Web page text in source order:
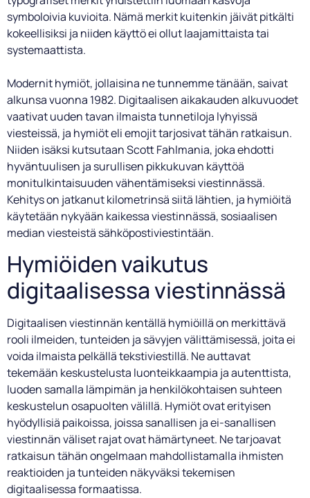
symboloivia kuvioita. Nämä merkit kuitenkin jäivät pitkälti
kokeellisiksi ja niiden käyttö ei ollut laajamittaista tai
systemaattista.
Modernit hymiöt, jollaisina ne tunnemme tänään, saivat
alkunsa vuonna 1982. Digitaalisen aikakauden alkuvuodet
vaativat uuden tavan ilmaista tunnetiloja lyhyissä
viesteissä, ja hymiöt eli emojit tarjosivat tähän ratkaisun.
Niiden isäksi kutsutaan Scott Fahlmania, joka ehdotti
hyväntuulisen ja surullisen pikkukuvan käyttöä
monitulkintaisuuden vähentämiseksi viestinnässä.
Kehitys on jatkanut kilometrinsä siitä lähtien, ja hymiöitä
käytetään nykyään kaikessa viestinnässä, sosiaalisen
median viesteistä sähköpostiviestintään.
Hymiöiden vaikutus
digitaalisessa viestinnässä
Digitaalisen viestinnän kentällä hymiöillä on merkittävä
rooli ilmeiden, tunteiden ja sävyjen välittämisessä, joita ei
voida ilmaista pelkällä tekstiviestillä. Ne auttavat
tekemään keskustelusta luonteikkaampia ja autenttista,
luoden samalla lämpimän ja henkilökohtaisen suhteen
keskustelun osapuolten välillä. Hymiöt ovat erityisen
hyödyllisiä paikoissa, joissa sanallisen ja ei-sanallisen
viestinnän väliset rajat ovat hämärtyneet. Ne tarjoavat
ratkaisun tähän ongelmaan mahdollistamalla ihmisten
reaktioiden ja tunteiden näkyväksi tekemisen
digitaalisessa formaatissa.